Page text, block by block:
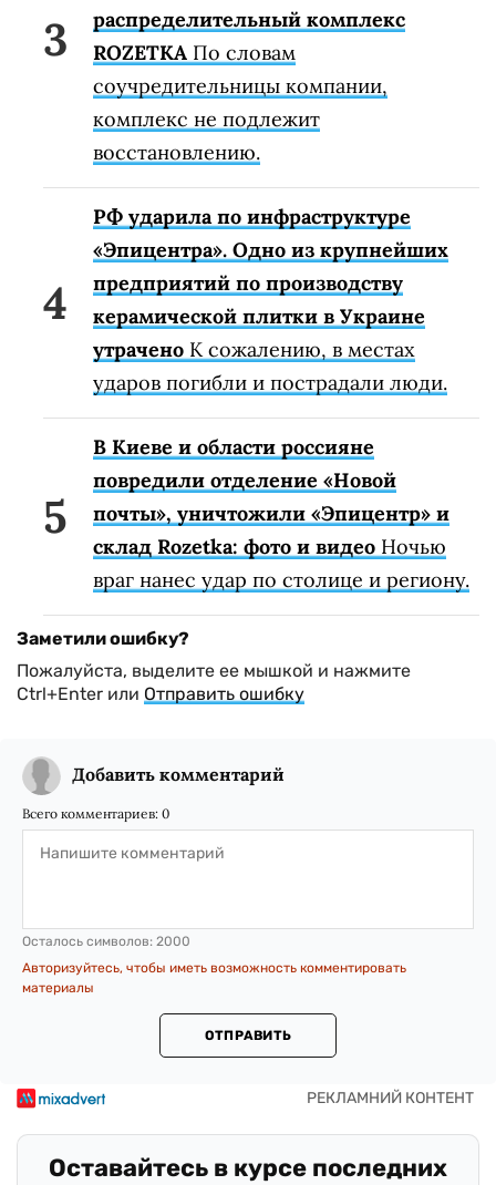
распределительный комплекс
ROZETKA По словам
соучредительницы компании,
комплекс не подлежит
восстановлению.
РФ ударила по инфраструктуре
«Эпицентра». Одно из крупнейших
предприятий по производству
керамической плитки в Украине
утрачено К сожалению, в местах
ударов погибли и пострадали люди.
В Киеве и области россияне
повредили отделение «Новой
почты», уничтожили «Эпицентр» и
склад Rozetka: фото и видео Ночью
враг нанес удар по столице и региону.
Заметили ошибку?
Пожалуйста, выделите ее мышкой и нажмите
Ctrl+Enter или Отправить ошибку
Добавить комментарий
Всего комментариев: 0
Осталось символов: 2000
Авторизуйтесь, чтобы иметь возможность комментировать
материалы
ОТПРАВИТЬ
Оставайтесь в курсе последних